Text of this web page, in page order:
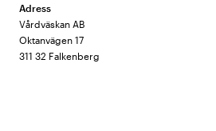
Adress
Vårdväskan AB
Oktanvägen 17
311 32 Falkenberg